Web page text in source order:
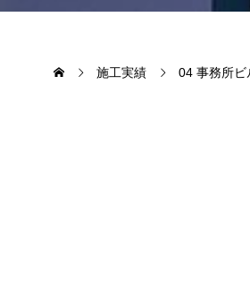
施工実績 04 事務所ビ